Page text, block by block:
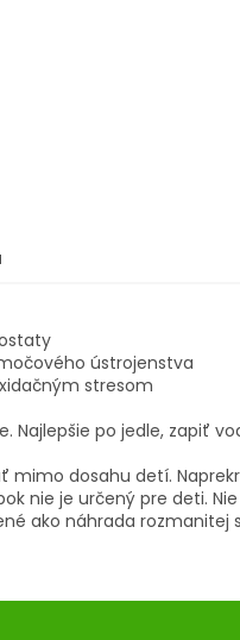
ústrojenstva
stresom
Najlepšie po jedle, zapiť
mimo dosahu detí.
nie je určený pre deti.
ako náhrada rozmanitej